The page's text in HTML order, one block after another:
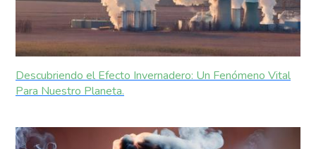
Descubriendo el Efecto Invernadero: Un Fenómeno Vital
Para Nuestro Planeta.